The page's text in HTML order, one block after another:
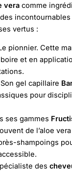
vera comme
vertus :
pionnier. Cette
et en
gel capillaire
pour
ses gammes
de l’aloe
shampoings
des